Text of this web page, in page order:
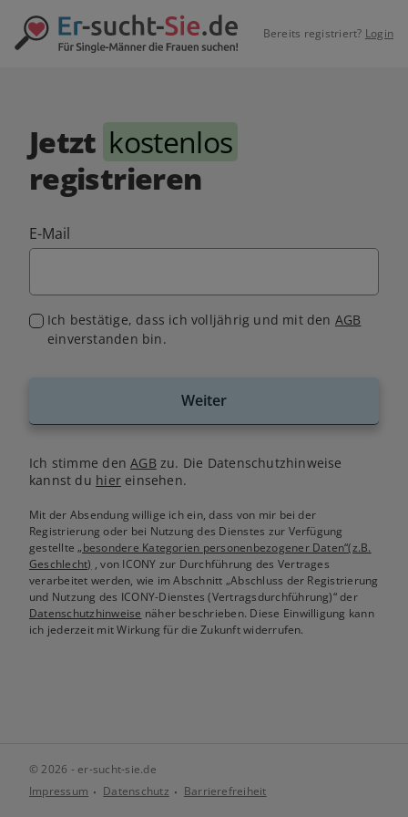
Bereits registriert? Login
Jetzt kostenlos
registrieren
E-Mail
Ich bestätige, dass ich volljährig und mit den AGB
einverstanden bin.
Weiter
Ich stimme denAGB zu. Die Datenschutzhinweise
kannst du hiereinsehen.
Mit der Absendung willige ich ein, dass von mir bei der
Registrierung oder bei Nutzung des Dienstes zur Verfügung
gestellte„besondere Kategorien personenbezogener Daten“(z.B.
Geschlecht) , von ICONY zur Durchführung des Vertrages
verarbeitet werden, wie im Abschnitt „Abschluss der Registrierung
und Nutzung des ICONY-Dienstes (Vertragsdurchführung)“ der
Datenschutzhinweise näher beschrieben. Diese Einwilligung kann
ich jederzeit mit Wirkung für die Zukunft widerrufen.
© 2026 - er-sucht-sie.de
Impressum
Datenschutz Barrierefreiheit